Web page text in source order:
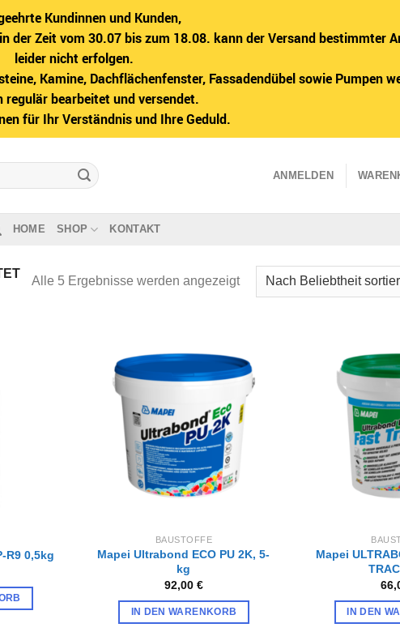
Kundinnen und Kunden,
der Zeit vom 30.07 bis zum 18.08. kann der Versand bestimmter
leider nicht erfolgen.
Kamine, Dachflächenfenster, Fassadendübel sowie Pumpen
regulär bearbeitet und versendet.
für Ihr Verständnis und Ihre Geduld.
ANMELDEN
HOME SHOP KONTAKT
Alle 5 Ergebnisse werden angezeigtNach
Beliebtheit
R9 0,5kg
Zur
Wunschliste
hinzufügen
BAUSTOFFE
Mapei Ultrabond ECO PU 2K, 5-
kg
92,00 €
IN DEN WARENKORB
Mapei
IN DEN